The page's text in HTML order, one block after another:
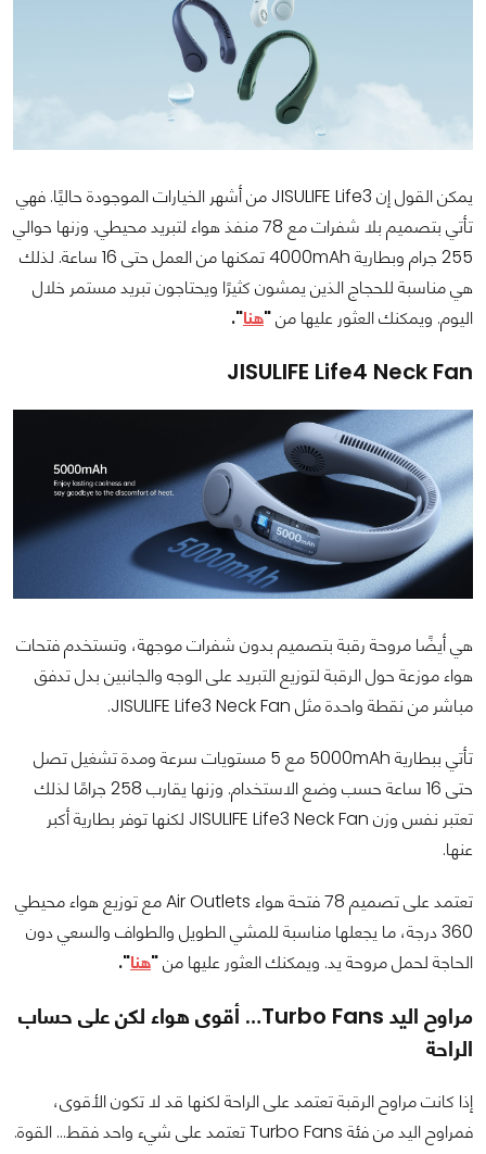
يمكن القول إن JISULIFE Life3 من أشهر الخيارات الموجودة حاليًا. فهي
تأتي بتصميم بلا شفرات مع 78 منفذ هواء لتبريد محيطي. وزنها حوالي
255 جرام وبطارية 4000mAh تمكنها من العمل حتى 16 ساعة. لذلك
هي مناسبة للحجاج الذين يمشون كثيرًا ويحتاجون تبريد مستمر خلال
اليوم. ويمكنك العثور عليها من"هنا".
JISULIFE Life4 Neck Fan
هي أيضًا مروحة رقبة بتصميم بدون شفرات موجهة، وتستخدم فتحات
هواء موزعة حول الرقبة لتوزيع التبريد على الوجه والجانبين بدل تدفق
مباشر من نقطة واحدة مثل JISULIFE Life3 Neck Fan.
تأتي ببطارية 5000mAh مع 5 مستويات سرعة ومدة تشغيل تصل
حتى 16 ساعة حسب وضع الاستخدام. وزنها يقارب 258 جرامًا لذلك
تعتبر نفس وزن JISULIFE Life3 Neck Fan لكنها توفر بطارية أكبر
عنها.
تعتمد على تصميم 78 فتحة هواء Air Outlets مع توزيع هواء محيطي
360 درجة، ما يجعلها مناسبة للمشي الطويل والطواف والسعي دون
الحاجة لحمل مروحة يد. ويمكنك العثور عليها من"هنا".
مراوح اليد Turbo Fans… أقوى هواء لكن على حساب
الراحة
إذا كانت مراوح الرقبة تعتمد على الراحة لكنها قد لا تكون الأقوى،
فمراوح اليد من فئة Turbo Fans تعتمد على شيء واحد فقط… القوة.